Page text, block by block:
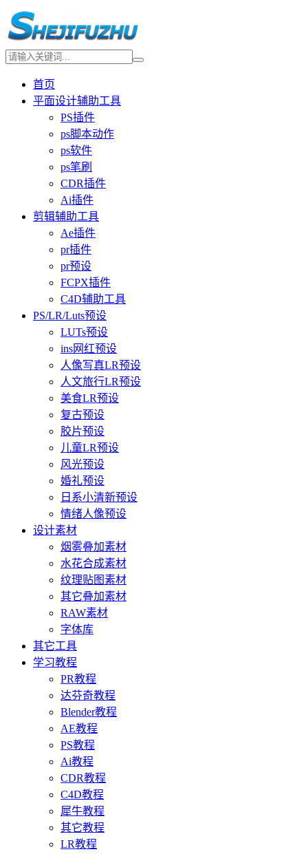
首页
平面设计辅助工具
PS插件
ps脚本动作
ps软件
ps笔刷
CDR插件
Ai插件
剪辑辅助工具
Ae插件
pr插件
pr预设
FCPX插件
C4D辅助工具
PS/LR/Luts预设
LUTs预设
ins网红预设
人像写真LR预设
人文旅行LR预设
美食LR预设
复古预设
胶片预设
儿童LR预设
风光预设
婚礼预设
日系小清新预设
情绪人像预设
设计素材
烟雾叠加素材
水花合成素材
纹理贴图素材
其它叠加素材
RAW素材
字体库
其它工具
学习教程
PR教程
达芬奇教程
Blender教程
AE教程
PS教程
Ai教程
CDR教程
C4D教程
犀牛教程
其它教程
LR教程